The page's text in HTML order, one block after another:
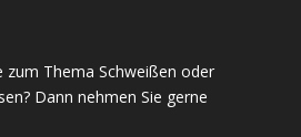
zum Thema Schweißen oder
Dann nehmen Sie gerne